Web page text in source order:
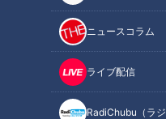
ニュースコラム
ライブ配信
RadiChubu（ラジ
記
この記事を見たあなた